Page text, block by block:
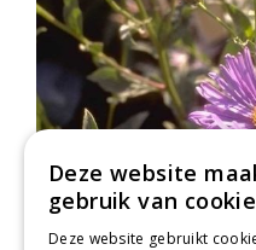
Deze website
gebruik van
Deze website gebruikt